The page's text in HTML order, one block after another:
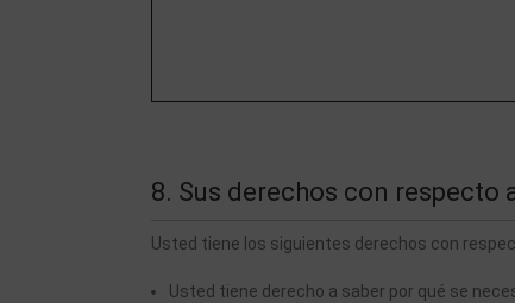
8. Sus derechos con respecto
Usted tiene los siguientes derechos con
Usted tiene derecho a saber por qué se